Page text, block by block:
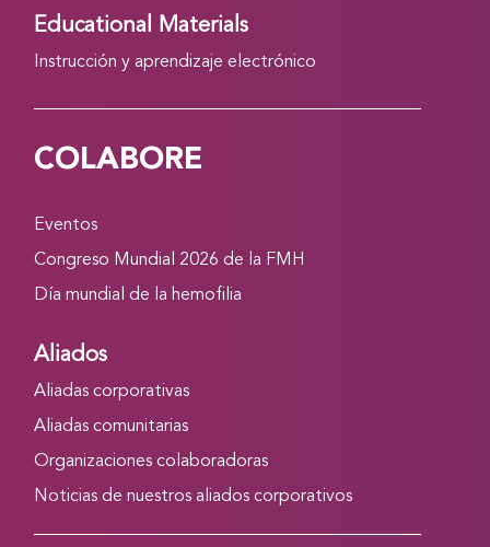
Educational Materials
Instrucción y aprendizaje electrónico
COLABORE
Eventos
Congreso Mundial 2026 de la FMH
Día mundial de la hemofilia
Aliados
Aliadas corporativas
Aliadas comunitarias
Organizaciones colaboradoras
Noticias de nuestros aliados corporativos